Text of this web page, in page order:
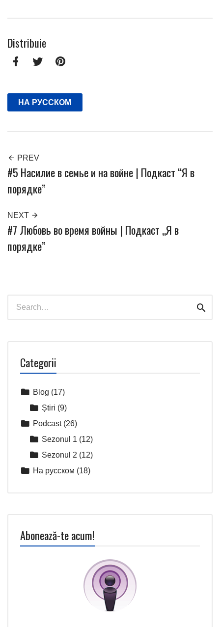
НА РУССКОМ
PREV
#5 Насилие в семье и на войне | Подкаст “Я в
порядке”
NEXT
#7 Любовь во время войны | Подкаст „Я в
порядке”
for:
Categorii
Blog (17)
Știri (9)
Podcast(26)
Sezonul 1 (12)
Sezonul 2 (12)
На русском (18)
Abonează-te acum!